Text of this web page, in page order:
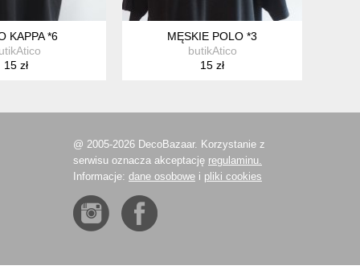
KOPERTOWA NOWA Z METKĄ PLUS SIZE 9XL / 58 / 30
KAPPA *6
15 zł
MĘSKIE POLO *3
butikAtico
15 zł
@ 2005-2026 DecoBazaar. Korzystanie z
serwisu oznacza akceptację regulaminu.
Informacje: dane osobowe i pliki cookies